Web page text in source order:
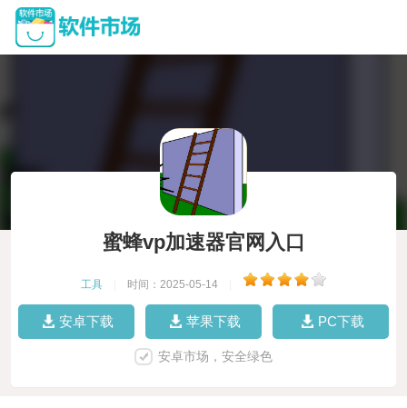
蜜蜂vp加速器官网入口
工具 时间：2025-05-14
安卓下载 苹果下载 PC下载
安卓市场，安全绿色